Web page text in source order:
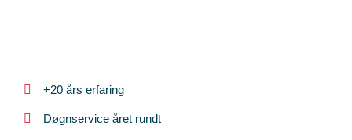
+20 års erfaring
Døgnservice året rundt